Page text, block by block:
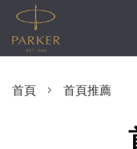
首頁 › 首頁推薦